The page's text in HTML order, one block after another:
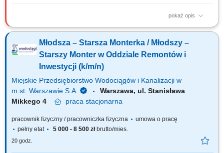
pokaż opis
Montaż i demontaż instalacji oraz rurociągów. Montaż i modernizacja
kabin prysznicowych i toalet. Wykonywanie prac montażowych zgodnie z
dokumentacją i standardami jakości.
Młodsza – Starsza Monterka / Młodszy –
Starszy Monter w Oddziale Remontów i
Inwestycji (k/m/n)
Miejskie Przedsiębiorstwo Wodociągów i Kanalizacji w
m.st. Warszawie S.A.
Warszawa, ul. Stanisława
Mikkego 4
praca stacjonarna
pracownik fizyczny / pracowniczka fizyczna
umowa o pracę
pełny etat
5 000 - 8 500 złbrutto/mies.
20 godz.